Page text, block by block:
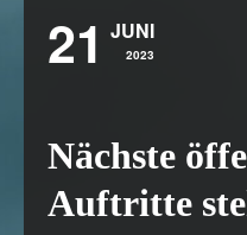
21 JUNI
2023
Nächste
Auftritte